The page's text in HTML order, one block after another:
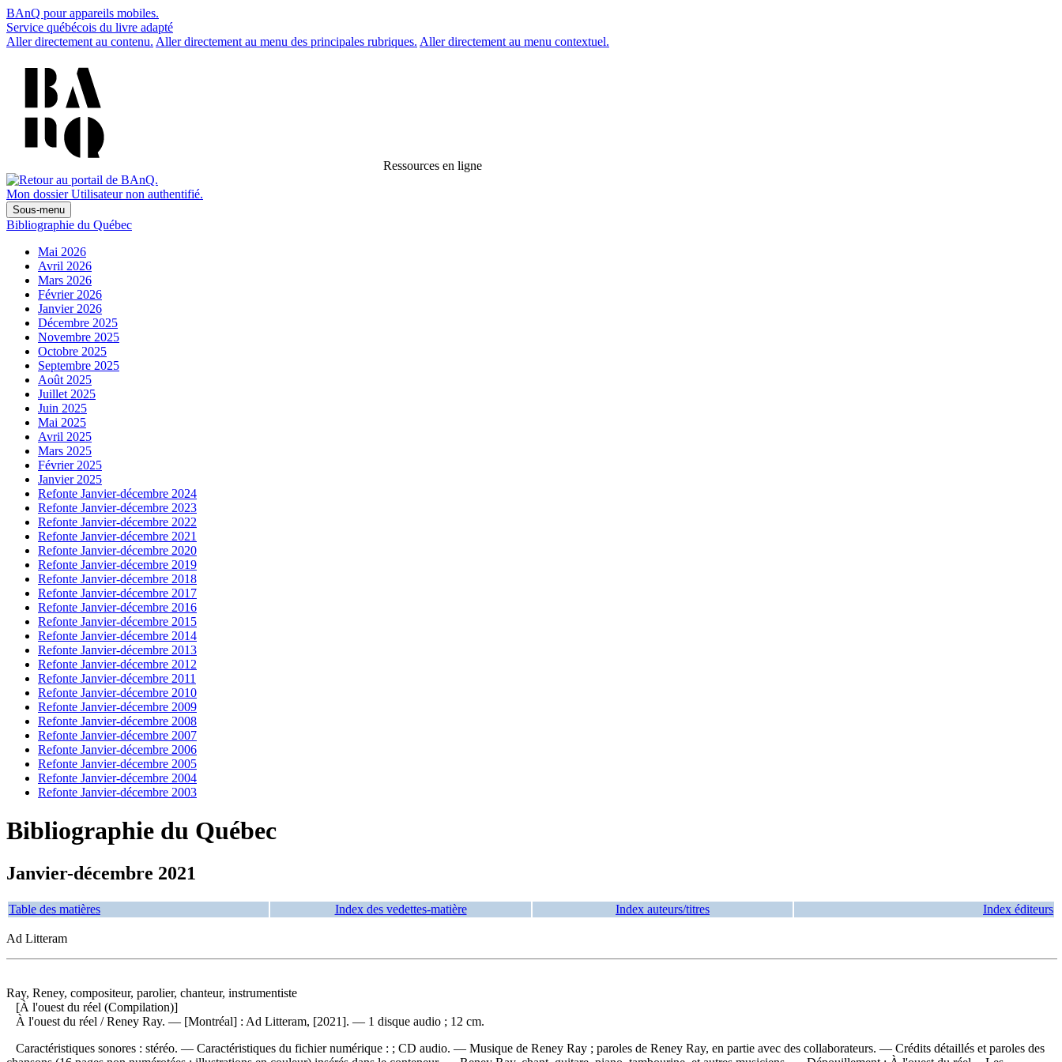
BAnQ pour appareils mobiles.
Service québécois du livre adapté
Aller directement au contenu. Aller directement au menu des principales rubriques. Aller directement au menu contextuel.
Ressources en ligne
Mon dossier Utilisateur non authentifié.
Sous-menu
Bibliographie du Québec
Mai 2026
Avril 2026
Mars 2026
Février 2026
Janvier 2026
Décembre 2025
Novembre 2025
Octobre 2025
Septembre 2025
Août 2025
Juillet 2025
Juin 2025
Mai 2025
Avril 2025
Mars 2025
Février 2025
Janvier 2025
Refonte Janvier-décembre 2024
Refonte Janvier-décembre 2023
Refonte Janvier-décembre 2022
Refonte Janvier-décembre 2021
Refonte Janvier-décembre 2020
Refonte Janvier-décembre 2019
Refonte Janvier-décembre 2018
Refonte Janvier-décembre 2017
Refonte Janvier-décembre 2016
Refonte Janvier-décembre 2015
Refonte Janvier-décembre 2014
Refonte Janvier-décembre 2013
Refonte Janvier-décembre 2012
Refonte Janvier-décembre 2011
Refonte Janvier-décembre 2010
Refonte Janvier-décembre 2009
Refonte Janvier-décembre 2008
Refonte Janvier-décembre 2007
Refonte Janvier-décembre 2006
Refonte Janvier-décembre 2005
Refonte Janvier-décembre 2004
Refonte Janvier-décembre 2003
Bibliographie du Québec
Janvier-décembre 2021
Table des matières Index des vedettes-matière Index auteurs/titres Index éditeurs
Ad Litteram
Ray, Reney, compositeur, parolier, chanteur, instrumentiste
[À l'ouest du réel (Compilation)]
À l'ouest du réel / Reney Ray. — [Montréal] : Ad Litteram, [2021]. — 1 disque audio ; 12 cm.
Caractéristiques sonores : stéréo. — Caractéristiques du fichier numérique : ; CD audio. — Musique de Reney Ray ; paroles de Reney Ray, en partie avec des collaborateurs. — Crédits détaillés et paroles des